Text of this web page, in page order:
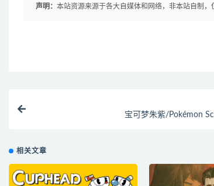
声明： 本站资源来源于各大自媒体和网络，非本站自制
宝可梦朱紫/Pokémon
相关文章